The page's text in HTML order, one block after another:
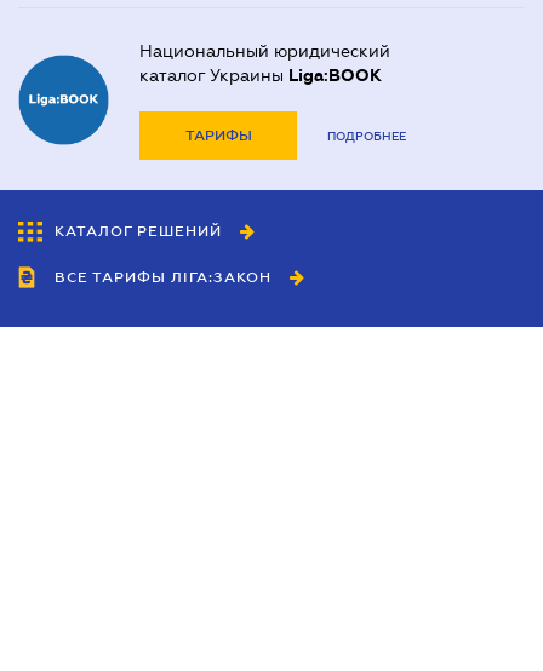
Национальный юридический
каталог Украины Liga:BOOK
ТАРИФЫ ПОДРОБНЕЕ
КАТАЛОГ РЕШЕНИЙ
ВСЕ ТАРИФЫ ЛІГА:ЗАКОН